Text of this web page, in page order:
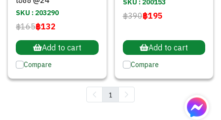
SKU : 203290
฿165฿132
Add to cart
Compare
SKU : 200153
฿390฿195
Add to cart
Compare
1